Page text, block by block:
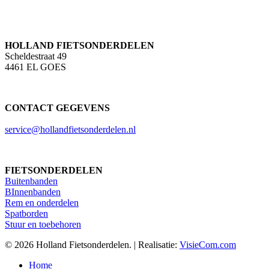
HOLLAND FIETSONDERDELEN
Scheldestraat 49
4461 EL GOES
CONTACT GEGEVENS
service@hollandfietsonderdelen.nl
FIETSONDERDELEN
Buitenbanden
BInnenbanden
Rem en onderdelen
Spatborden
Stuur en toebehoren
© 2026 Holland Fietsonderdelen. | Realisatie: VisieCom.com
Close
Home